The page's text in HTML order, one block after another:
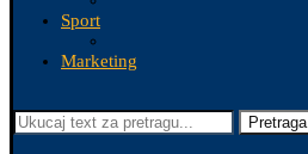
Sport
Marketing
Pretraga